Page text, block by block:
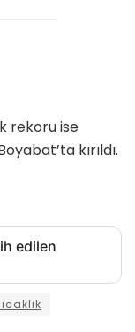
rekoru ise
kırıldı.
edilen